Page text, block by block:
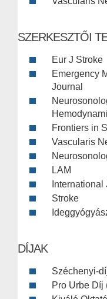
SZERKESZTŐI
Eur J Stroke
Emergency
Journal
Frontiers in
Vascularis
LAM
Stroke
DÍJAK
Széchenyi-
Pro Urbe Díj